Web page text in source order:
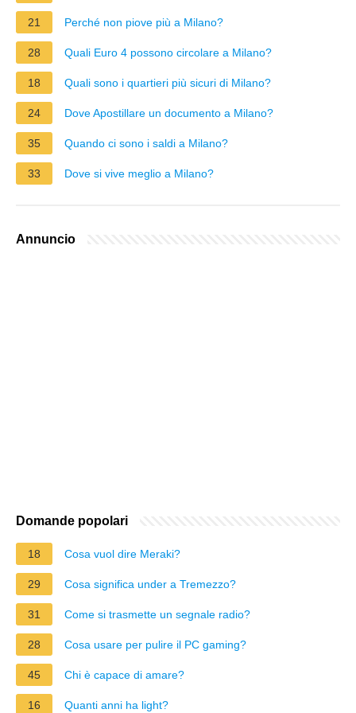
21 Perché non piove più a Milano?
28 Quali Euro 4 possono circolare a Milano?
18 Quali sono i quartieri più sicuri di Milano?
24 Dove Apostillare un documento a Milano?
35 Quando ci sono i saldi a Milano?
33 Dove si vive meglio a Milano?
Annuncio
Domande popolari
18 Cosa vuol dire Meraki?
29 Cosa significa under a Tremezzo?
31 Come si trasmette un segnale radio?
28 Cosa usare per pulire il PC gaming?
45 Chi è capace di amare?
16 Quanti anni ha light?